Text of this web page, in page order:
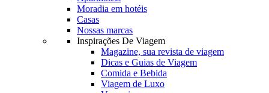
Moradia em hotéis
Casas
Nossas marcas
Inspirações De Viagem
Magazine, sua revista de viagem
Dicas e Guias de Viagem
Comida e Bebida
Viagem de Luxo